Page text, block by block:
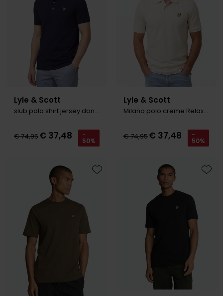
Lyle & Scott
slub polo shirt jersey donkerblauw
€ 74,95€ 37,48 -
50%
Lyle & Scott
Milano polo creme Relaxed Fit
€ 74,95€ 37,48 -
50%
Toevoegen aan favorieten